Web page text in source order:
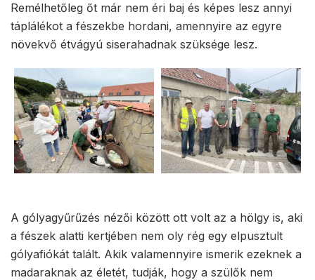
Remélhetőleg őt már nem éri baj és képes lesz annyi
táplálékot a fészekbe hordani, amennyire az egyre
növekvő étvágyú siserahadnak szüksége lesz.
A gólyagyűrűzés nézői között ott volt az a hölgy is, aki
a fészek alatti kertjében nem oly rég egy elpusztult
gólyafiókát talált. Akik valamennyire ismerik ezeknek a
madaraknak az életét, tudják, hogy a szülők nem